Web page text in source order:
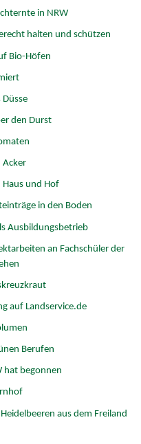
in NRW
halten und schützen
Bio-Höfen
Düsse
den Durst
Acker
und Hof
in den Boden
Ausbildungsbetrieb
an Fachschüler der
auf Landservice.de
Berufen
hat begonnen
aus dem Freiland